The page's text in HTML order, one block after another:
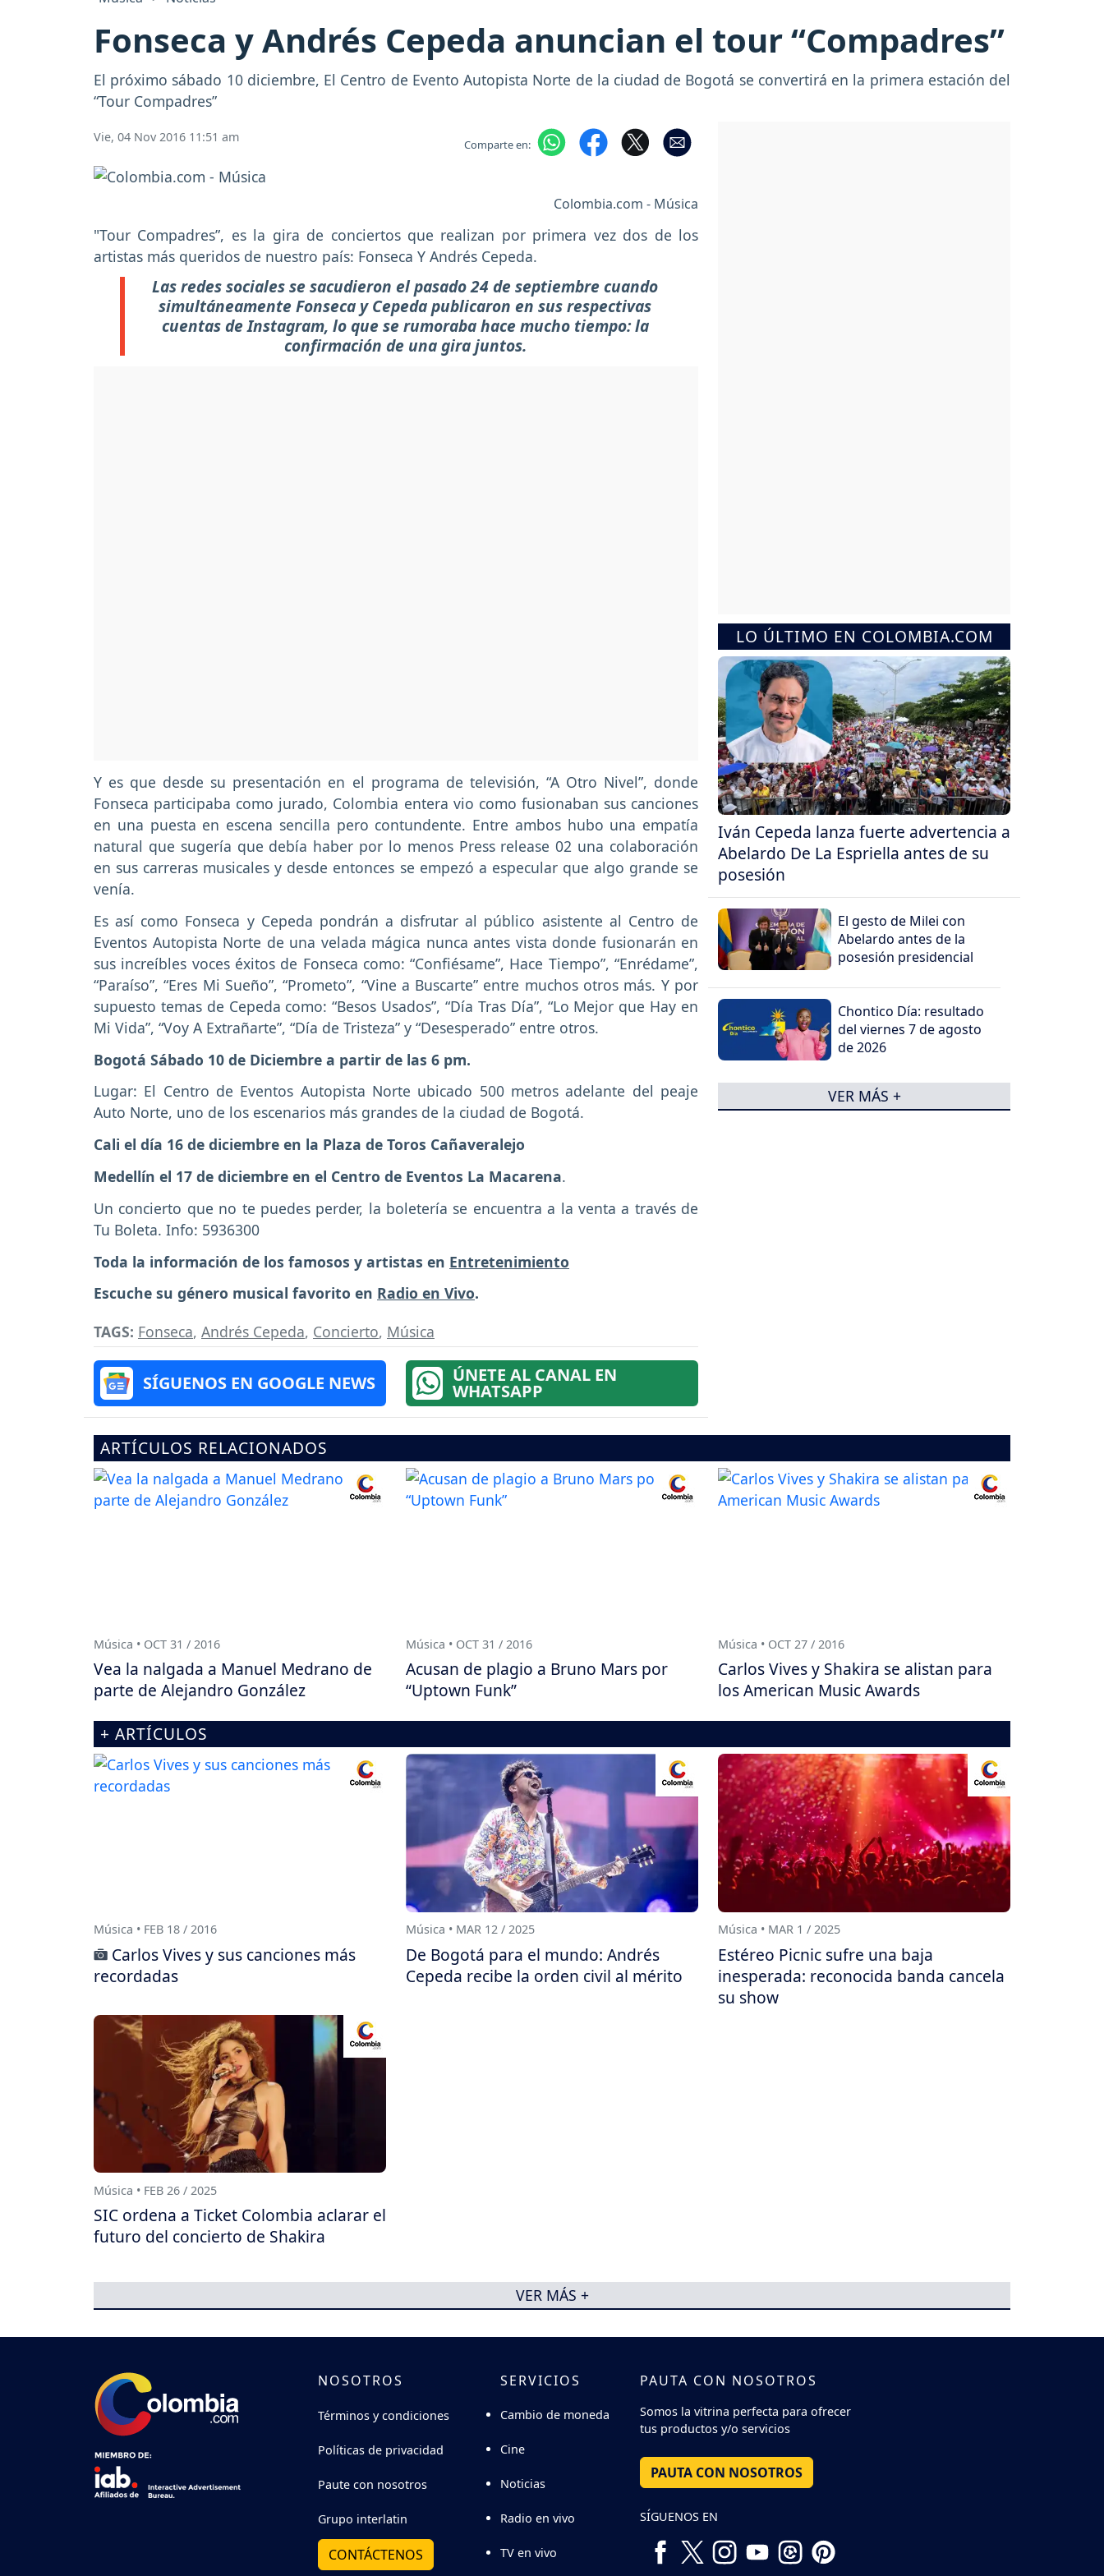
Fonseca y Andrés Cepeda anuncian el tour “Compadres”
El próximo sábado 10 diciembre, El Centro de Evento Autopista Norte de la ciudad de Bogotá se convertirá en la primera estación del
“Tour Compadres”
Vie, 04 Nov 2016 11:51 am Comparte en:
Colombia.com - Música
"Tour Compadres”, es la gira de conciertos que realizan por primera vez dos de los
artistas más queridos de nuestro país: Fonseca Y Andrés Cepeda.
Las redes sociales se sacudieron el pasado 24 de septiembre cuando
simultáneamente Fonseca y Cepeda publicaron en sus respectivas
cuentas de Instagram, lo que se rumoraba hace mucho tiempo: la
confirmación de una gira juntos.
Y es que desde su presentación en el programa de televisión, “A Otro Nivel”, donde
Fonseca participaba como jurado, Colombia entera vio como fusionaban sus canciones
en una puesta en escena sencilla pero contundente. Entre ambos hubo una empatía
natural que sugería que debía haber por lo menos Press release 02 una colaboración
en sus carreras musicales y desde entonces se empezó a especular que algo grande se
venía.
Es así como Fonseca y Cepeda pondrán a disfrutar al público asistente al Centro de
Eventos Autopista Norte de una velada mágica nunca antes vista donde fusionarán en
sus increíbles voces éxitos de Fonseca como: “Confiésame”, Hace Tiempo”, “Enrédame”,
“Paraíso”, “Eres Mi Sueño”, “Prometo”, “Vine a Buscarte” entre muchos otros más. Y por
supuesto temas de Cepeda como: “Besos Usados”, “Día Tras Día”, “Lo Mejor que Hay en
Mi Vida”, “Voy A Extrañarte”, “Día de Tristeza” y “Desesperado” entre otros.
Bogotá Sábado 10 de Diciembre a partir de las 6 pm.
Lugar: El Centro de Eventos Autopista Norte ubicado 500 metros adelante del peaje
Auto Norte, uno de los escenarios más grandes de la ciudad de Bogotá.
Cali el día 16 de diciembre en la Plaza de Toros Cañaveralejo
Medellín el 17 de diciembre en el Centro de Eventos La Macarena.
Un concierto que no te puedes perder, la boletería se encuentra a la venta a través de
Tu Boleta. Info: 5936300
Toda la información de los famosos y artistas en Entretenimiento
Escuche su género musical favorito en Radio en Vivo.
TAGS: Fonseca, Andrés Cepeda, Concierto, Música
SÍGUENOS EN GOOGLE NEWS ÚNETE AL CANAL EN
WHATSAPP
LO ÚLTIMO EN COLOMBIA.COM
Iván Cepeda lanza fuerte advertencia a
Abelardo De La Espriella antes de su
posesión
El gesto de Milei con
Abelardo antes de la
posesión presidencial
Chontico Día: resultado
del viernes 7 de agosto
de 2026
VER MÁS +
ARTÍCULOS RELACIONADOS
Música • OCT 31 / 2016
Vea la nalgada a Manuel Medrano de
parte de Alejandro González
Música • OCT 31 / 2016
Acusan de plagio a Bruno Mars por
“Uptown Funk”
Música • OCT 27 / 2016
Carlos Vives y Shakira se alistan para
los American Music Awards
+ ARTÍCULOS
Música • FEB 18 / 2016
Carlos Vives y sus canciones más
recordadas
Música • MAR 12 / 2025
De Bogotá para el mundo: Andrés
Cepeda recibe la orden civil al mérito
Música • MAR 1 / 2025
Estéreo Picnic sufre una baja
inesperada: reconocida banda cancela
su show
Música • FEB 26 / 2025
SIC ordena a Ticket Colombia aclarar el
futuro del concierto de Shakira
VER MÁS +
NOSOTROS
Términos y condiciones
Políticas de privacidad
Paute con nosotros
Grupo interlatin
CONTÁCTENOS
SERVICIOS
Cambio de moneda
Cine
Noticias
Radio en vivo
TV en vivo
PAUTA CON NOSOTROS
Somos la vitrina perfecta para ofrecer
tus productos y/o servicios
PAUTA CON NOSOTROS
SÍGUENOS EN